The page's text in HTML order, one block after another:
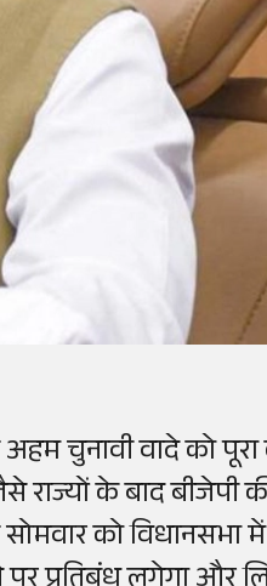
चुनावी वादे को
राज्यों के बाद
को विधानसभा